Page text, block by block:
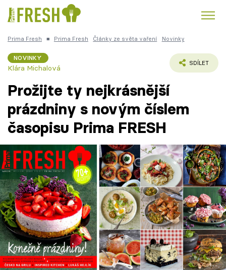
Česká kuchyně
Témata
Recepty
Články
TV Program
Škola vaření
Recepty z TV
Prima Fresh ■ Prima Fresh Články ze světa vaření Novinky
NOVINKY
Klára Michalová
SDÍLET
Prožijte ty nejkrásnější
prázdniny s novým číslem
časopisu Prima FRESH